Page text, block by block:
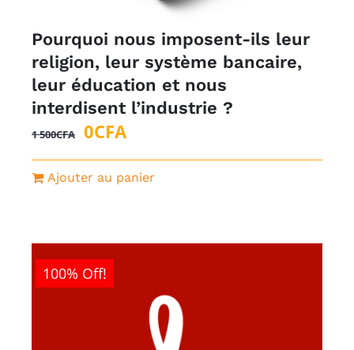
Pourquoi nous imposent-ils leur
religion, leur système bancaire,
leur éducation et nous
interdisent l’industrie ?
1 500CFA
Le
prix
initial
500CFA.
0CFALe
prix
actuel
Ajouter au panier
100% Off!